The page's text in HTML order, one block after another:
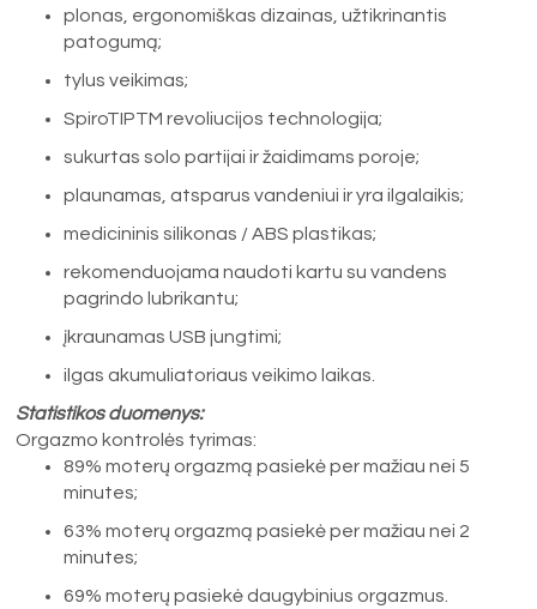
plonas, ergonomiškas dizainas, užtikrinantis
patogumą;
tylus veikimas;
SpiroTIPTM revoliucijos technologija;
sukurtas solo partijai ir žaidimams poroje;
plaunamas, atsparus vandeniui ir yra ilgalaikis;
medicininis silikonas / ABS plastikas;
rekomenduojama naudoti kartu su vandens
pagrindo lubrikantu;
įkraunamas USB jungtimi;
ilgas akumuliatoriaus veikimo laikas.
Statistikos duomenys:
Orgazmo kontrolės tyrimas:
89% moterų orgazmą pasiekė per mažiau nei 5
minutes;
63% moterų orgazmą pasiekė per mažiau nei 2
minutes;
69% moterų pasiekė daugybinius orgazmus.